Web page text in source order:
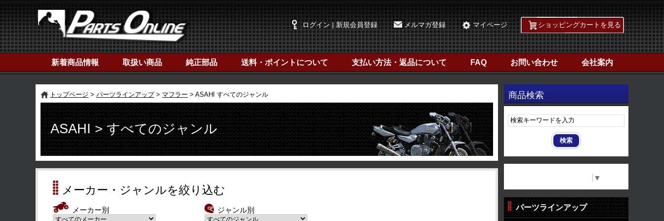
ログイン | 新規会員登録 メルマガ登録 マイページ ショッピングカートを見る
新着商品情報 取扱い商品 純正部品 送料・ポイントについて 支払い方法・返品について FAQ お問い合わせ 会社案内
商品検索
▼
トップページ パーツラインアップ マフラー ASAHI すべてのジャンル
ASAHI > すべてのジャンル
メーカー・ジャンルを絞り込む
メーカー別 ジャンル別 パーツラインアップ